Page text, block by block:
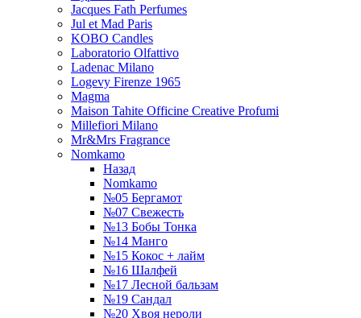
Jacques Fath Perfumes
Jul et Mad Paris
KOBO Candles
Laboratorio Olfattivo
Ladenac Milano
Logevy Firenze 1965
Magma
Maison Tahite Officine Creative Profumi
Millefiori Milano
Mr&Mrs Fragrance
Nomkamo
Назад
Nomkamo
№05 Бергамот
№07 Свежесть
№13 Бобы Тонка
№14 Манго
№15 Кокос + лайм
№16 Шалфей
№17 Лесной бальзам
№19 Сандал
№20 Хвоя нероли